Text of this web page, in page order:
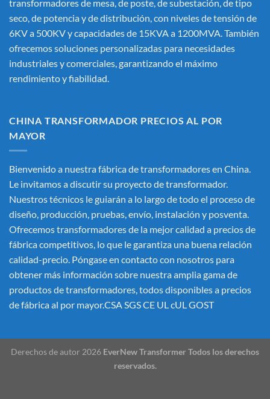
transformadores de mesa, de poste, de subestación, de tipo
seco, de potencia y de distribución, con niveles de tensión de
6KV a 500KV y capacidades de 15KVA a 1200MVA. También
ofrecemos soluciones personalizadas para necesidades
industriales y comerciales, garantizando el máximo
rendimiento y fiabilidad.
CHINA TRANSFORMADOR PRECIOS AL POR
MAYOR
Bienvenido a nuestra fábrica de transformadores en China.
Le invitamos a discutir su proyecto de transformador.
Nuestros técnicos le guiarán a lo largo de todo el proceso de
diseño, producción, pruebas, envío, instalación y posventa.
Ofrecemos transformadores de la mejor calidad a precios de
fábrica competitivos, lo que le garantiza una buena relación
calidad-precio. Póngase en contacto con nosotros para
obtener más información sobre nuestra amplia gama de
productos de transformadores, todos disponibles a precios
de fábrica al por mayor.CSA SGS CE UL cUL GOST
Derechos de autor 2026 EverNew Transformer Todos los derechos
reservados.